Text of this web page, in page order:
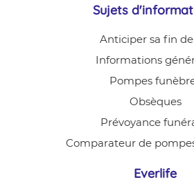
Sujets
Anticiper sa fin
Informations
Pompes
Obsèques
Prévoyance
Comparateur de
Everlife